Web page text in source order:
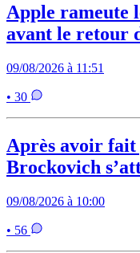
Apple rameute
avant le retour
09/08/2026 à 11:51
• 30
Après avoir
Brockovich
09/08/2026 à 10:00
• 56